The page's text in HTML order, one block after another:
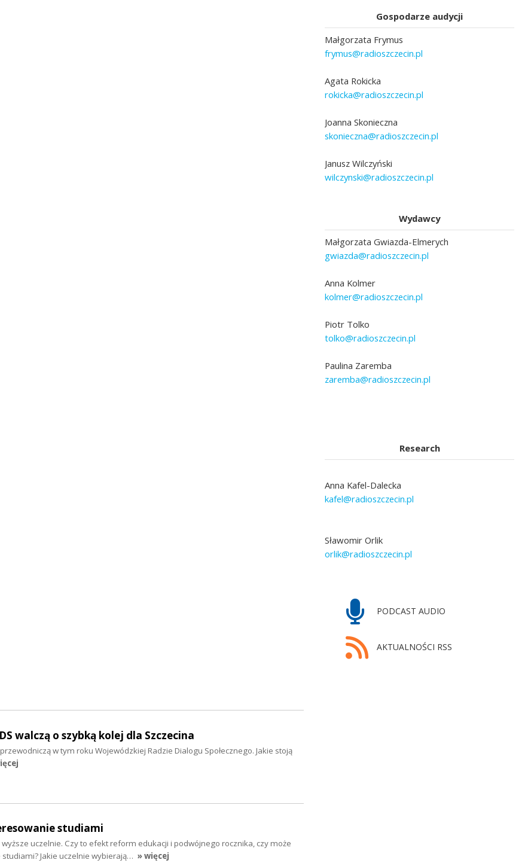
Gospodarze audycji
Małgorzata Frymus
frymus@radioszczecin.pl
Agata Rokicka
rokicka@radioszczecin.pl
Joanna Skonieczna
skonieczna@radioszczecin.pl
Janusz Wilczyński
wilczynski@radioszczecin.pl
Wydawcy
Małgorzata Gwiazda-Elmerych
gwiazda@radioszczecin.pl
Anna Kolmer
kolmer@radioszczecin.pl
Piotr Tolko
tolko@radioszczecin.pl
Paulina Zaremba
zaremba@radioszczecin.pl
Research
Anna Kafel-Dalecka
kafel@radioszczecin.pl
Sławomir Orlik
orlik@radioszczecin.pl
PODCAST AUDIO
AKTUALNOŚCI RSS
walczą o szybką kolej dla Szczecina
w tym roku Wojewódzkiej Radzie Dialogu Społecznego. Jakie stoją
studiami
uczelnie. Czy to efekt reform edukacji i podwójnego rocznika, czy może
Jakie uczelnie wybierają… » więcej